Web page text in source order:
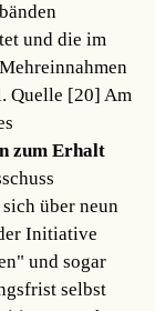
und die im
Quelle [20] Am
zum Erhalt
über neun
Initiative
und sogar
selbst